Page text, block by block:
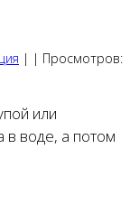
| | Просмотров:
или
в воде, а потом